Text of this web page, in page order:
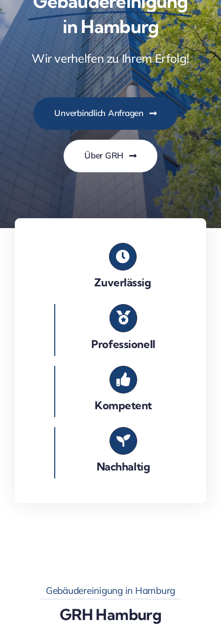
in Hamburg
Wir verhelfen zu Ihrem Erfolg!
Unverbindlich Anfragen
Über GRH
Zuverlässig
Professionell
Kompetent
Nachhaltig
Gebäudereinigung in Hamburg
GRH Hamburg